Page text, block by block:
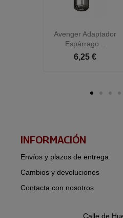
Avenger Adaptador
Espárrago...
6,25 €
INFORMACIÓN​
Envíos y plazos de entrega
Cambios y devoluciones
Contacta con nosotros
Calle de